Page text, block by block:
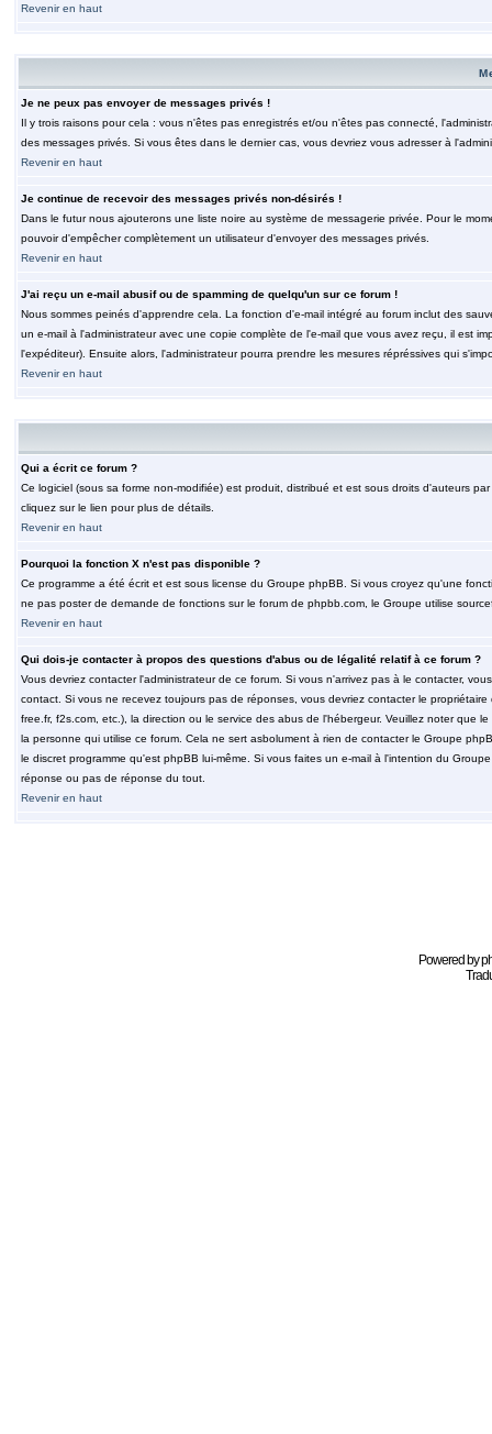
Revenir en haut
Je ne peux pas envoyer de messages privés !
Il y trois raisons pour cela : vous n'êtes pas enregistrés et/ou n'êtes pas connecté,
des messages privés. Si vous êtes dans le dernier cas, vous devriez vous adresser à
Revenir en haut
Je continue de recevoir des messages privés non-désirés !
Dans le futur nous ajouterons une liste noire au système de messagerie privée. Pour le
pouvoir d'empêcher complètement un utilisateur d'envoyer des messages privés.
Revenir en haut
J'ai reçu un e-mail abusif ou de spamming de quelqu'un sur ce forum !
Nous sommes peinés d'apprendre cela. La fonction d'e-mail intégré au forum inclut des
un e-mail à l'administrateur avec une copie complète de l'e-mail que vous avez reçu, il est
l'expéditeur). Ensuite alors, l'administrateur pourra prendre les mesures répréssives qui
Revenir en haut
Qui a écrit ce forum ?
Ce logiciel (sous sa forme non-modifiée) est produit, distribué et est sous droits d'auteurs
cliquez sur le lien pour plus de détails.
Revenir en haut
Pourquoi la fonction X n'est pas disponible ?
Ce programme a été écrit et est sous license du Groupe phpBB. Si vous croyez qu'une
ne pas poster de demande de fonctions sur le forum de phpbb.com, le Groupe utilise
Revenir en haut
Qui dois-je contacter à propos des questions d'abus ou de légalité relatif à ce forum ?
Vous devriez contacter l'administrateur de ce forum. Si vous n'arrivez pas à le contacter,
contact. Si vous ne recevez toujours pas de réponses, vous devriez contacter le
free.fr, f2s.com, etc.), la direction ou le service des abus de l'hébergeur. Veuillez noter
la personne qui utilise ce forum. Cela ne sert asbolument à rien de contacter le Groupe
le discret programme qu'est phpBB lui-même. Si vous faites un e-mail à l'intention du
réponse ou pas de réponse du tout.
Revenir en haut
Powered by